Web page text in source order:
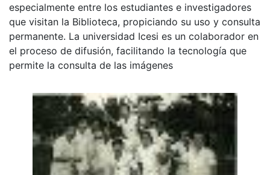
especialmente entre los estudiantes e investigadores
que visitan la Biblioteca, propiciando su uso y consulta
permanente. La universidad Icesi es un colaborador en
el proceso de difusión, facilitando la tecnología que
permite la consulta de las imágenes